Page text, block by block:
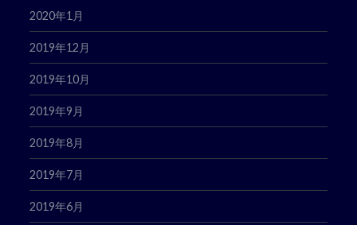
2020年1月
2019年12月
2019年10月
2019年9月
2019年8月
2019年7月
2019年6月